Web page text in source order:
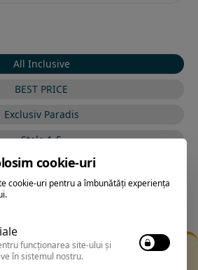
All Inclusive
BEST PRICE
Exclusiv Paradis
Stele 1-5
Stele 5-1
niciun rezultat
cookie-uri
cookie-uri pentru a îmbunătăți experiența
funcționarea site-ului și
în sistemul nostru.